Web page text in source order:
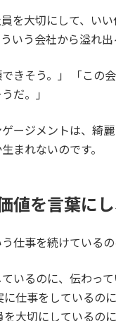
を大切にして、い
いう会社から溢れ出
できそう。」 「この
だ。」
ージメントは、綺
まれないのです。
値を言葉に
仕事を続けている
いるのに、伝わっ
に仕事をしているの
を大切にしているの